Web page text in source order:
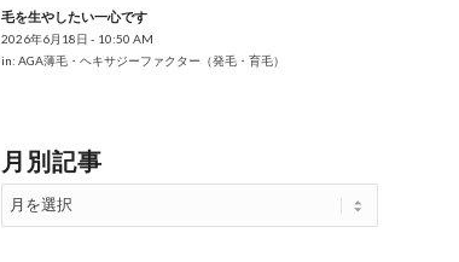
毛を生やしたい一心です
2026年6月18日 - 10:50 AM
in: AGA薄毛・ヘキサジーファクター（発毛・育毛）
月別記事